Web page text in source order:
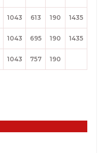
1043 613 190 1435
1043 695 190 1435
1043 757 190